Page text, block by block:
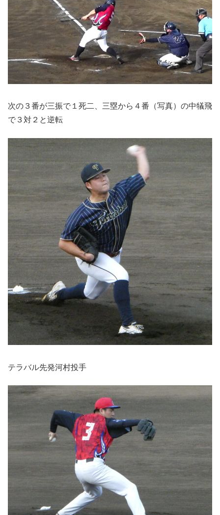
次の３番が三振で１死二、三塁から４番（写真）の中犠飛
で３対２と逆転
テラバル先発河村投手